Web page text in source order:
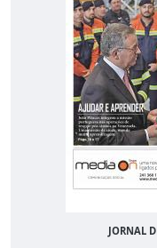
JORNAL